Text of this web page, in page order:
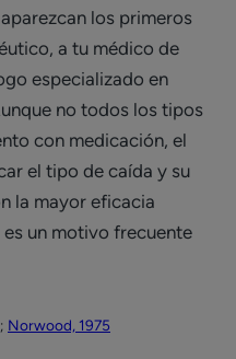
los primeros
a tu médico de
especializado en
no todos los tipos
con medicación, el
el tipo de caída y su
la mayor eficacia
un motivo frecuente
; Norwood, 1975